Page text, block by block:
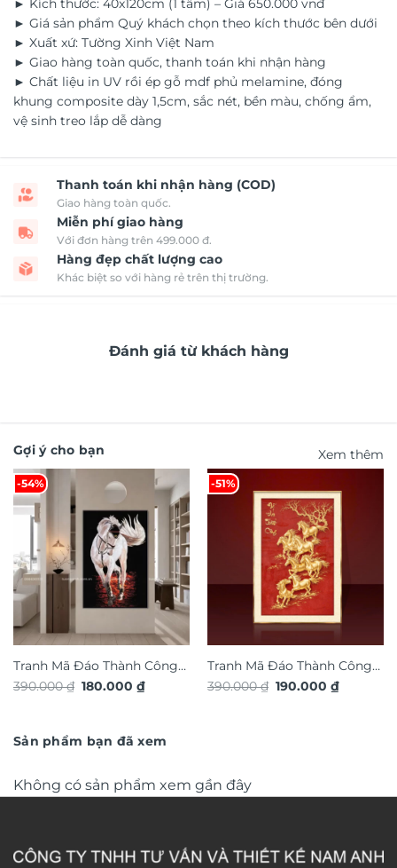
► Kích thước: 40x120cm (1 tấm) – Giá 650.000 vnđ
► Giá sản phẩm Quý khách chọn theo kích thước bên dưới
► Xuất xứ: Tường Xinh Việt Nam
► Giao hàng toàn quốc, thanh toán khi nhận hàng
► Chất liệu in UV rồi ép gỗ mdf phủ melamine, đóng
khung composite dày 1,5cm, sắc nét, bền màu, chống ẩm,
vệ sinh treo lắp dễ dàng
Thanh toán khi nhận hàng (COD)
Giao hàng toàn quốc.
Miễn phí giao hàng
Với đơn hàng trên 499.000 đ.
Hàng đẹp chất lượng cao
Khác biệt so với hàng rẻ trên thị trường.
Đánh giá từ khách hàng
Gợi ý cho bạn Xem thêm
-54%
Tranh Mã Đáo Thành Công
TG4924S
390.000₫ Giá
180.000₫Giá
-51%
Tranh Mã Đáo Thành Công
TG4926S
390.000₫ Giá
190.000₫Giá
Sản phẩm bạn đã xem
Không có sản phẩm xem gần đây